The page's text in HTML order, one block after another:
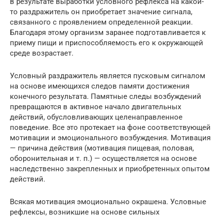
то раздражитель он приобретает значение сигнала,
связанного с проявлением определенной реакции.
Благодаря этому организм заранее подготавливается к
приему пищи и приспособляемость его к окружающей
среде возрастает.
Условный раздражитель является пусковым сигналом
на основе имеющихся следов памяти достижения
конечного результата. Памятные следы возбуждений
превращаются в активное начало двигательных
действий, обусловливающих целенаправленное
поведение. Все это протекает на фоне соответствующей
мотивации и эмоционального возбуждения. Мотивация
— причина действия (мотивация пищевая, половая,
оборонительная и т. п.) — осуществляется на основе
наследственно закрепленных и приобретенных опытом
действий.
Всякая мотивация эмоционально окрашена. Условные
рефлексы, возникшие на основе сильных